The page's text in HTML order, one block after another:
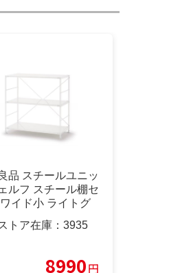
品 スチールユニッ
ルフ スチール棚セ
イド小 ライトグ
トア在庫： 3935
8990円